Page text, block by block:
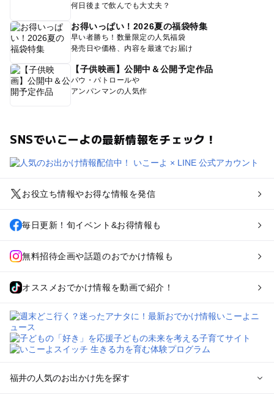
何日後まで飲んでも大丈夫？
お得いっぱい！2026夏の福袋特集
早い者勝ち！数量限定の人気福袋
発売日や価格、内容を最速でお届け
【子供映画】公開中＆公開予定作品
パウ・パトロールや
アンパンマンの人気作
SNSでいこーよの最新情報をチェック！
お役立ち情報やお得な情報を発信
毎日更新！旬イベント&お得情報も
無料招待企画や話題のおでかけ情報も
オススメおでかけ情報を動画で紹介！
福井の人気のお出かけ先を探す